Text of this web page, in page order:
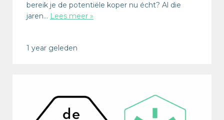
bereik je de potentiële koper nu écht? Al die
jaren… Lees meer »
1 year geleden